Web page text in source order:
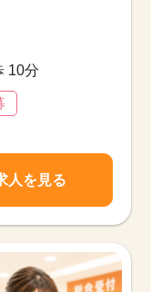
10分
人を見る